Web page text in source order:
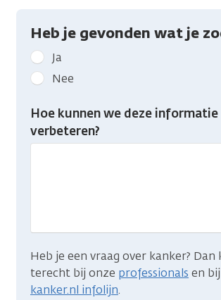
Heb je gevonden wat je
Geef
kanker.nl
feedback:
Heb
gevonden
Ja
Nee
Hoe kunnen we deze informatie
verbeteren?
Heb je een vraag over kanker? Dan
terecht bij onze professionals en
kanker.nl infolijn.